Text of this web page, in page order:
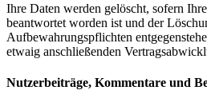
Ihre Daten werden gelöscht, sofern
beantwortet worden ist und der
Aufbewahrungspflichten
etwaig anschließenden
Nutzerbeiträge, Kommentare und